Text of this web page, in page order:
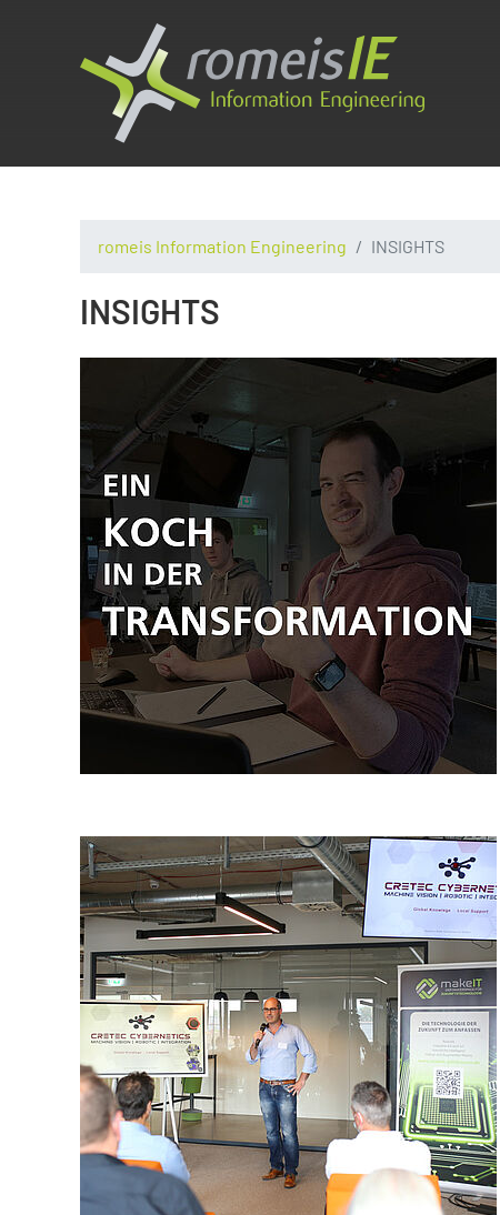
romeis Information Engineering INSIGHTS
INSIGHTS